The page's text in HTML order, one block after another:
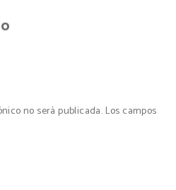
no será publicada. Los campos